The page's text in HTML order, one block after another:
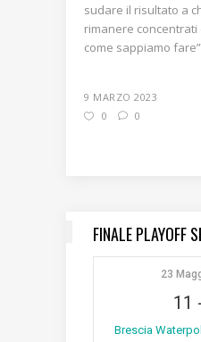
sudare il risultato a
rimanere
come sappiamo
9 MARZO 2023
0
0
FINALE PLAYOFF
23
11
Brescia